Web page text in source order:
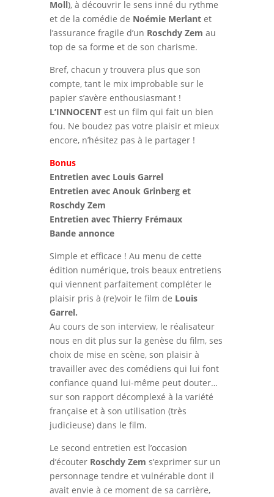
Moll), à découvrir le sens inné du rythme
et de la comédie de Noémie Merlantet
l’assurance fragile d’un Roschdy Zem au
top de sa forme et de son charisme.
Bref, chacun y trouvera plus que son
compte, tant le mix improbable sur le
papier s’avère enthousiasmant !
L’INNOCENTest un film qui fait un bien
fou. Ne boudez pas votre plaisir et mieux
encore, n’hésitez pas à le partager !
Bonus
Entretien avec Louis Garrel
Entretien avec Anouk Grinberg et
Roschdy Zem
Entretien avec Thierry Frémaux
Bande annonce
Simple et efficace ! Au menu de cette
édition numérique, trois beaux entretiens
qui viennent parfaitement compléter le
plaisir pris à (re)voir le film de Louis
Garrel.
Au cours de son interview, le réalisateur
nous en dit plus sur la genèse du film, ses
choix de mise en scène, son plaisir à
travailler avec des comédiens qui lui font
confiance quand lui-même peut douter…
sur son rapport décomplexé à la variété
française et à son utilisation (très
judicieuse) dans le film.
Le second entretien est l’occasion
d’écouter Roschdy Zem s’exprimer sur un
personnage tendre et vulnérable dont il
avait envie à ce moment de sa carrière,